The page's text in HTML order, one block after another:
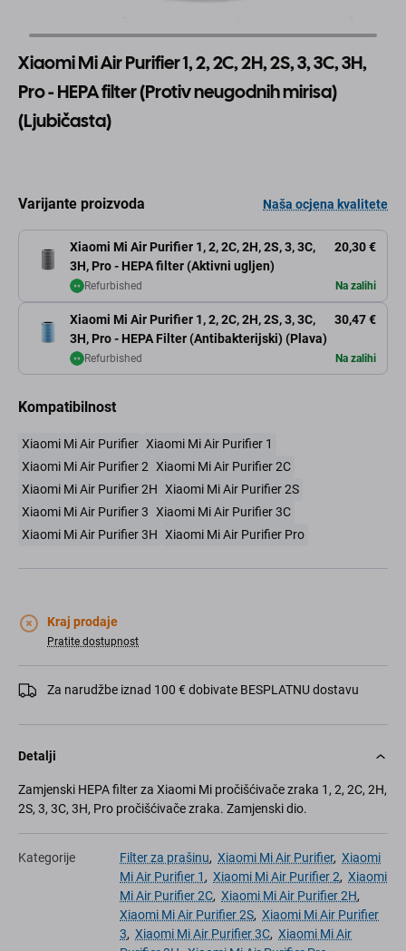
Xiaomi Mi Air Purifier 1, 2, 2C, 2H, 2S, 3, 3C, 3H,
Pro - HEPA filter (Protiv neugodnih mirisa)
(Ljubičasta)
Varijante proizvoda Naša ocjena kvalitete
Xiaomi Mi Air Purifier 1, 2, 2C, 2H, 2S, 3, 3C,
3H, Pro - HEPA filter (Aktivni ugljen)
20,30 €
Refurbished Na zalihi
Xiaomi Mi Air Purifier 1, 2, 2C, 2H, 2S, 3, 3C,
3H, Pro - HEPA Filter (Antibakterijski) (Plava)
30,47 €
Refurbished Na zalihi
Kompatibilnost
Xiaomi Mi Air Purifier Xiaomi Mi Air Purifier 1
Xiaomi Mi Air Purifier 2 Xiaomi Mi Air Purifier 2C
Xiaomi Mi Air Purifier 2H Xiaomi Mi Air Purifier 2S
Xiaomi Mi Air Purifier 3 Xiaomi Mi Air Purifier 3C
Xiaomi Mi Air Purifier 3H Xiaomi Mi Air Purifier Pro
Kraj prodaje
Pratite dostupnost
Za narudžbe iznad 100 € dobivate BESPLATNU dostavu
Detalji
Zamjenski HEPA filter za Xiaomi Mi pročišćivače zraka 1, 2, 2C, 2H,
2S, 3, 3C, 3H, Pro pročišćivače zraka. Zamjenski dio.
Kategorije Filter za prašinu, Xiaomi Mi Air Purifier, Xiaomi
Mi Air Purifier 1 , Xiaomi Mi Air Purifier 2, Xiaomi
Mi Air Purifier 2C, Xiaomi Mi Air Purifier 2H,
Xiaomi Mi Air Purifier 2S, Xiaomi Mi Air Purifier
3, Xiaomi Mi Air Purifier 3C, Xiaomi Mi Air